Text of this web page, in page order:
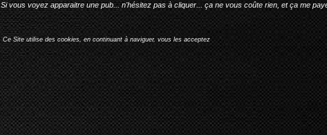
Si vous voyez apparaitre une pub... n'hésitez pas à cliquer... ça ne vous coûte rien, et ça me
Ce Site utilise des cookies, en continuant à naviguer, vous les acceptez